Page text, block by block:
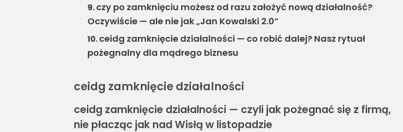
9.czy po zamknięciu możesz od razu założyć nową działalność?
Oczywiście — ale nie jak „Jan Kowalski 2.0”
10.ceidg zamknięcie działalności — co robić dalej? Nasz rytuał
pożegnalny dla mądrego biznesu
ceidg zamknięcie działalności
ceidg zamknięcie działalności — czyli jak pożegnać się z firmą,
nie płacząc jak nad Wisłą w listopadzie